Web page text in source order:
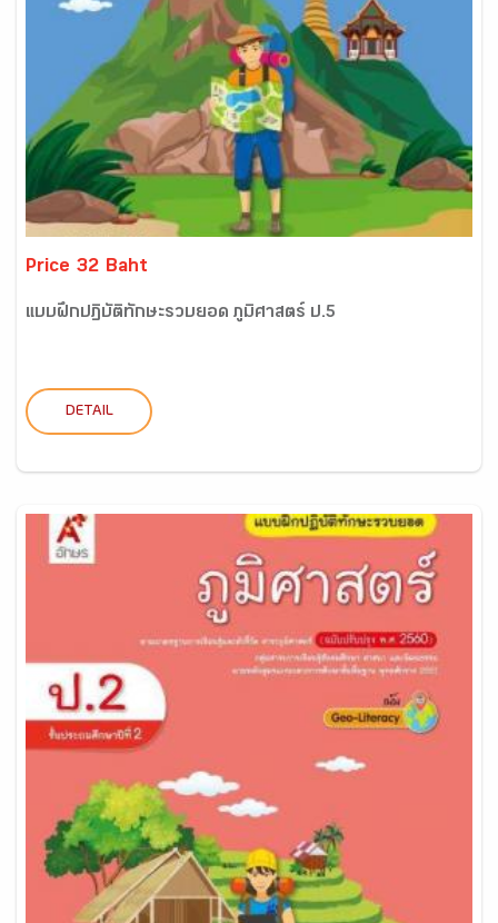
Price 32 Baht
แบบฝึกปฏิบัติทักษะรวบยอด ภูมิศาสตร์ ป.5
DETAIL